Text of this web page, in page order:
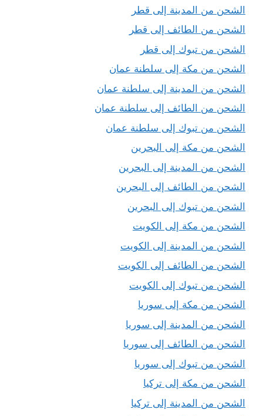
الشحن من المدينة إلى قطر
الشحن من الطائف إلى قطر
الشحن من تبوك إلى قطر
الشحن من مكة إلى سلطنة عمان
الشحن من المدينة إلى سلطنة عمان
الشحن من الطائف إلى سلطنة عمان
الشحن من تبوك إلى سلطنة عمان
الشحن من مكة إلى البحرين
الشحن من المدينة إلى البحرين
الشحن من الطائف إلى البحرين
الشحن من تبوك إلى البحرين
الشحن من مكة إلى الكويت
الشحن من المدينة إلى الكويت
الشحن من الطائف إلى الكويت
الشحن من تبوك إلى الكويت
الشحن من مكة إلى سوريا
الشحن من المدينة إلى سوريا
الشحن من الطائف إلى سوريا
الشحن من تبوك إلى سوريا
الشحن من مكة إلى تركيا
الشحن من المدينة إلى تركيا